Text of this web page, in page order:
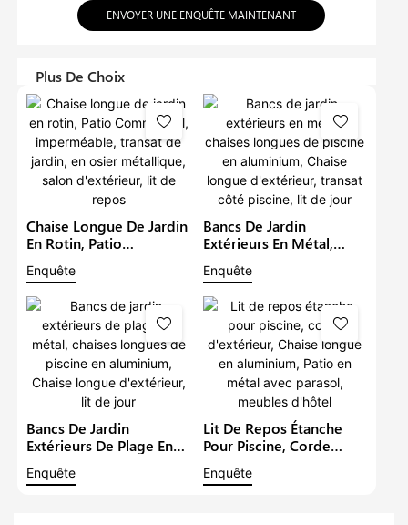
ENVOYER UNE ENQUÊTE MAINTENANT
Plus De Choix
Chaise Longue De Jardin
En Rotin, Patio
Commercial,
Imperméable, Transat
De Jardin, En Osier
Métallique, Salon
D'extérieur, Lit De Repos
Enquête
Bancs De Jardin
Extérieurs En Métal,
Chaises Longues De
Piscine En Aluminium,
Chaise Longue
D'extérieur, Transat Côté
Piscine, Lit De Jour
Enquête
Bancs De Jardin
Extérieurs De Plage En
De Piscine En
Enquête
Lit De Repos Étanche
Pour Piscine, Corde
Longue En Aluminium,
Enquête